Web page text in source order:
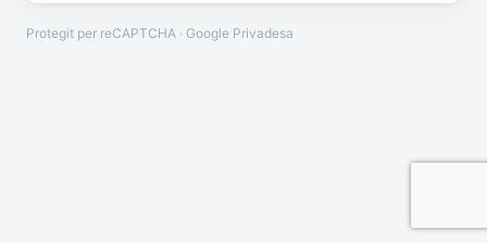
Protegit per reCAPTCHA · Google Privadesa